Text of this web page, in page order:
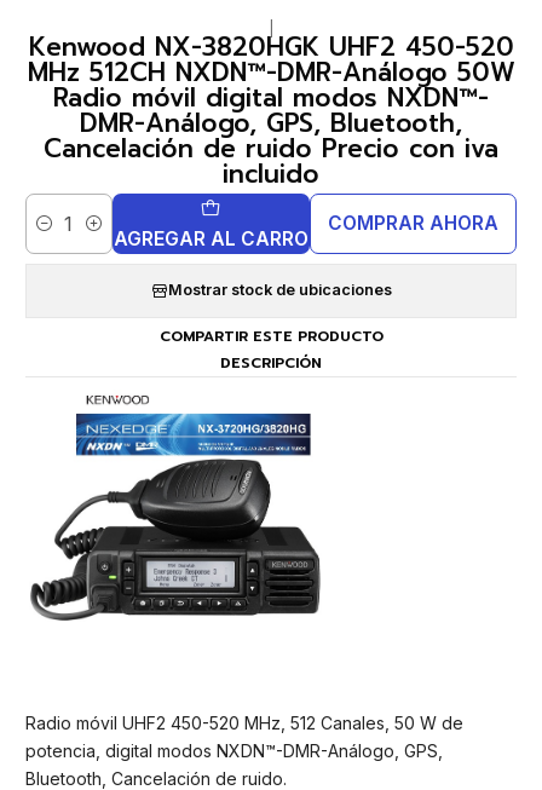
Kenwood NX-3820HGK UHF2 450-520
MHz 512CH NXDN™-DMR-Análogo 50W
Radio móvil digital modos NXDN™-
DMR-Análogo, GPS, Bluetooth,
Cancelación de ruido Precio con iva
incluido
Cantidad AGREGAR AL CARRO
COMPRAR AHORA
Mostrar stock de ubicaciones
COMPARTIR ESTE PRODUCTO
DESCRIPCIÓN
Radio móvil UHF2 450-520 MHz, 512 Canales, 50 W de
potencia, digital modos NXDN™-DMR-Análogo, GPS,
Bluetooth, Cancelación de ruido.